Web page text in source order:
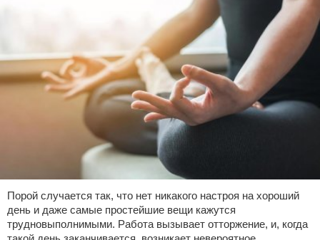
Порой случается так, что нет никакого настроя на хороший
день и даже самые простейшие вещи кажутся
трудновыполнимыми. Работа вызывает отторжение, и, когда